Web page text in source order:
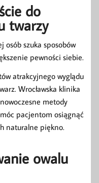
do
twarzy
osób szuka sposobów
pewności siebie.
atrakcyjnego wyglądu
Wrocławska klinika
metody
pacjentom osiągnąć
naturalne piękno.
owalu